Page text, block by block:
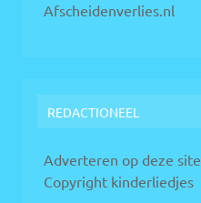
Afscheidenverlies.nl
REDACTIONEEL
Adverteren op deze site
Copyright kinderliedjes